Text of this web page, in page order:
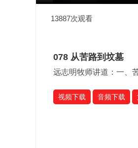
13887次观看
078 从苦路到坟墓
远志明牧师讲道：一、
视频下载 音频下载